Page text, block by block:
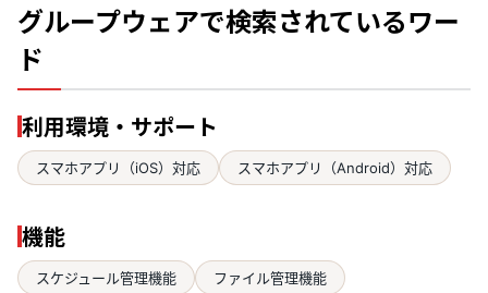
グループウェアで検索されているワー
ド
利用環境・サポート
スマホアプリ（iOS）対応 スマホアプリ（Android）対応
機能
スケジュール管理機能
ファイル管理機能